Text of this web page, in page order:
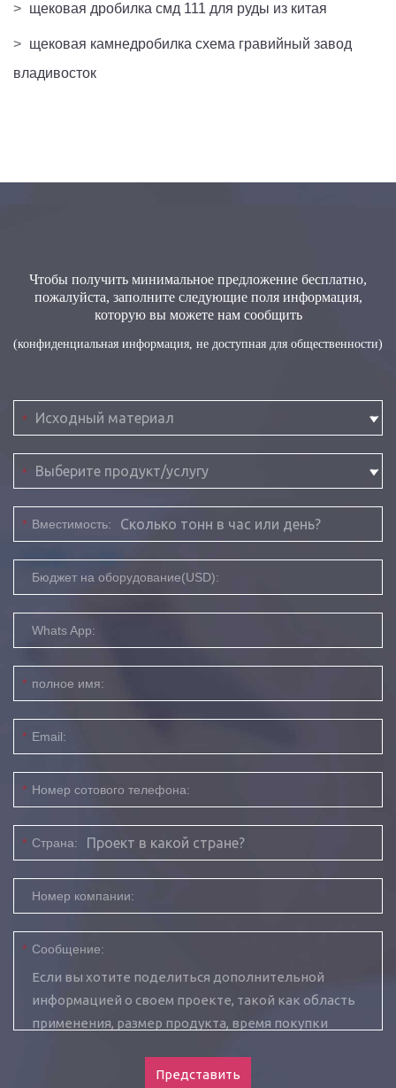
> щековая дробилка смд 111 для руды из китая
> щековая камнедробилка схема гравийный завод
владивосток
Чтобы получить минимальное предложение бесплатно,
пожалуйста, заполните следующие поля информация,
которую вы можете нам сообщить
(конфиденциальная информация, не доступная для общественности)
*
*
* Вместимость:
Бюджет на оборудование(USD):
Whats App:
* полное имя:
* Email:
* Номер сотового телефона:
* Страна:
Номер компании:
* Сообщение:
Представить